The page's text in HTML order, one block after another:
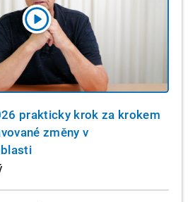
prakticky krok za krokem
změny v